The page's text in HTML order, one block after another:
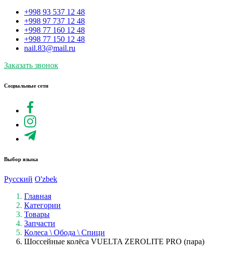
+998 93 537 12 48
+998 97 737 12 48
+998 77 160 12 48
+998 77 150 12 48
nail.83@mail.ru
Заказать звонок
Социальные сети
Выбор языка
Русский O'zbek
Главная
Категории
Товары
Запчасти
Колеса \ Обода \ Спици
Шоссейные колёса VUELTA ZEROLITE PRO (пара)